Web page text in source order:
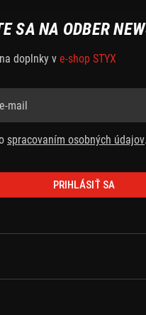
SA NA ODBER
doplnky v e-shop STYX
spracovaním osobných údajov
PRIHLÁSIŤ SA